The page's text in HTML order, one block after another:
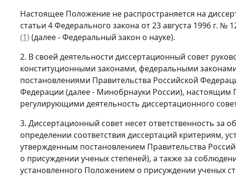
Настоящее Положение не распространяется на
статьи 4 Федерального закона от 23 августа 1996 г.
(1) (далее - Федеральный закон о науке).
2. В своей деятельности диссертационный совет
конституционными законами, федеральными
постановлениями Правительства Российской
Федерации (далее - Минобрнауки России),
регулирующими деятельность диссертационного
3. Диссертационный совет несет ответственность
определении соответствия диссертаций критериям,
утвержденным постановлением Правительства
о присуждении ученых степеней), а также за
установленного Положением о присуждении ученых